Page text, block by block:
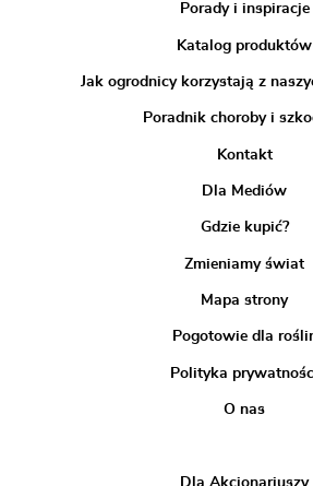
Porady i inspiracje
Katalog produktów
Jak ogrodnicy korzystają z
Poradnik choroby i
Kontakt
Dla Mediów
Gdzie kupić?
Zmieniamy świat
Mapa strony
Pogotowie dla
Polityka
O nas
Dla Akcjonariuszy